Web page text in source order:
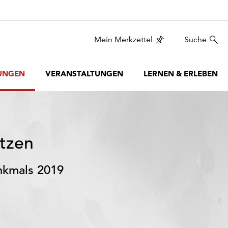
Mein Merkzettel Suche
VERANSTALTUNGEN LERNEN & ERLEBEN
2019